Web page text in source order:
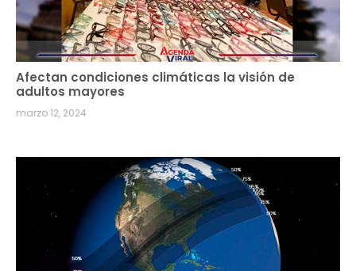
Afectan condiciones climáticas la visión de
adultos mayores
marzo 12, 2024